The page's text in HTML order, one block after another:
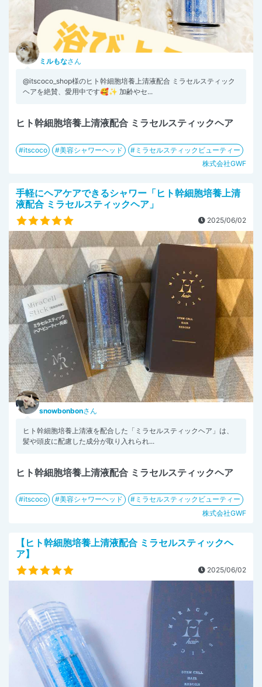
ミルもなさん
@itscoco_shop様のヒト幹細胞培養上清液配合 ミラセルスティック
ヘアを絶賛、愛用中です🥰✨ 加齢やセ...
ヒト幹細胞培養上清液配合 ミラセルスティックヘア
itscoco 美容シャワーヘッド
ミラセルスティックビューティー
株式会社GWF
手軽にヘアケアできるシャワー「ヒト幹細胞培養上清
液配合 ミラセルスティックヘア」
2025/06/02
snowbonbonさん
ヒト幹細胞培養上清液を配合した「ミラセルスティックヘア」は、
髪や頭皮に配慮した成分が取り入れられ...
ヒト幹細胞培養上清液配合 ミラセルスティックヘア
itscoco 美容シャワーヘッド
ミラセルスティックビューティー
株式会社GWF
【ヒト幹細胞培養上清液配合 ミラセルスティックヘ
ア】
2025/06/02